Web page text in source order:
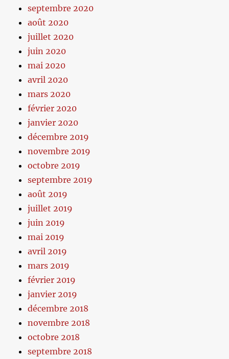
septembre 2020
août 2020
juillet 2020
juin 2020
mai 2020
avril 2020
mars 2020
février 2020
janvier 2020
décembre 2019
novembre 2019
octobre 2019
septembre 2019
août 2019
juillet 2019
juin 2019
mai 2019
avril 2019
mars 2019
février 2019
janvier 2019
décembre 2018
novembre 2018
octobre 2018
septembre 2018